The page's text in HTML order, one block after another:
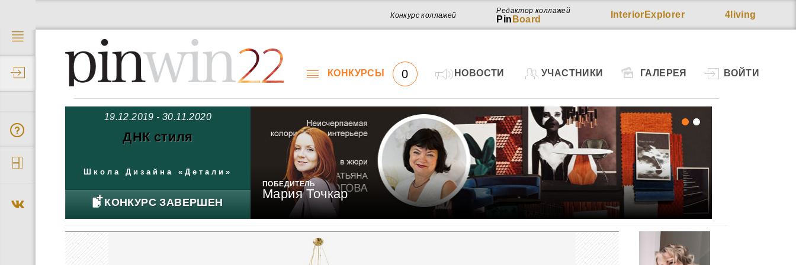
4living
InteriorExplorer
Редактор коллажей
Pin Board
Конкурс коллажей
22 КОНКУРСЫ 0 НОВОСТИ УЧАСТНИКИ ГАЛЕРЕЯ ВОЙТИ
19.12.2019 - 30.11.2020
ДНК стиля
Школа Дизайна «Детали»
КОНКУРС ЗАВЕРШЕН
ПОБЕДИТЕЛЬ
Мария Точкар
Работ